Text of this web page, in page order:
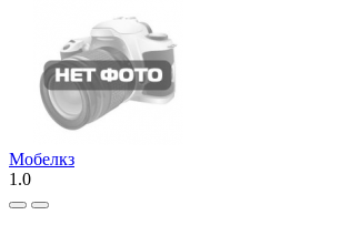
Мобелкз
1.0